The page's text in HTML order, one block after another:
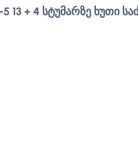
13 + 4 სტუმარზე ხუთი